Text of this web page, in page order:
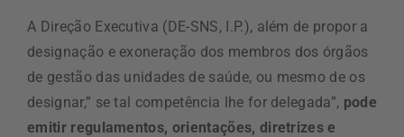
A Direção Executiva (DE-SNS, I.P.), além de propor a
designação e exoneração dos membros dos órgãos
de gestão das unidades de saúde, ou mesmo de os
designar,” se tal competência lhe for delegada”, pode
emitir regulamentos, orientações, diretrizes e